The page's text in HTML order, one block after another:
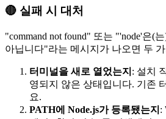
🔴 실패 시 대처
"command not found" 또는 "'node'은(
아닙니다"라는 메시지가 나오면 두
터미널을 새로 열었는지 : 설치
영되지 않은 상태입니다. 기존
요.
PATH에 Node.js가 등록됐는지 :